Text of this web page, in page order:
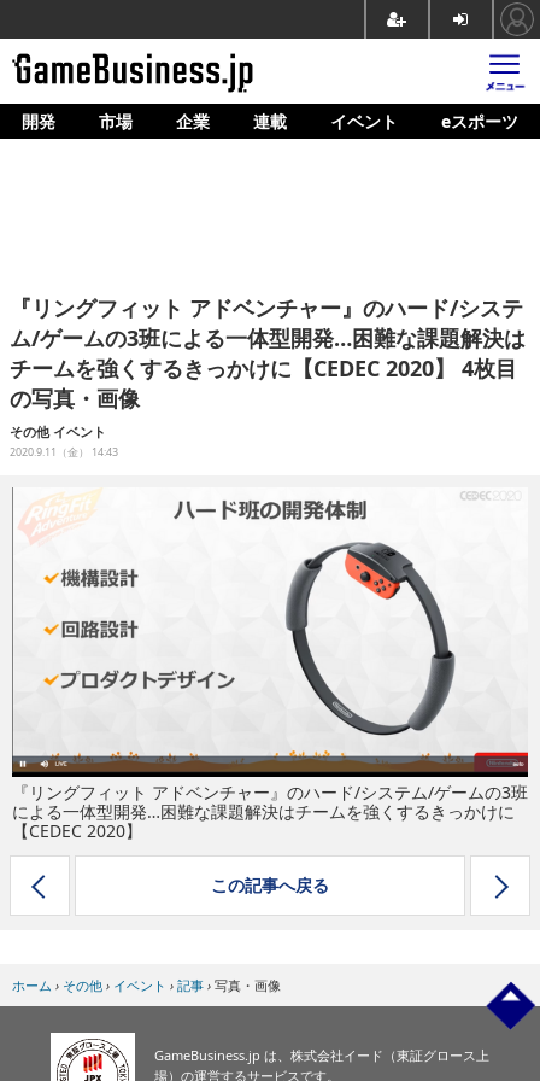
ホーム
企業動向
人材育成
産業政策
イベント/セミナー
開発 市場 企業 連載 イベント eスポーツ
『リングフィット アドベンチャー』のハード/システ
ム/ゲームの3班による一体型開発…困難な課題解決は
チームを強くするきっかけに【CEDEC 2020】 4枚目
の写真・画像
その他 イベント
2020.9.11（金） 14:43
『リングフィット アドベンチャー』のハード/システム/ゲームの3班
による一体型開発…困難な課題解決はチームを強くするきっかけに
【CEDEC 2020】
この記事へ戻る
ホーム › その他 › イベント › 記事 › 写真・画像
GameBusiness.jp は、株式会社イード（東証グロース上
場）の運営するサービスです。